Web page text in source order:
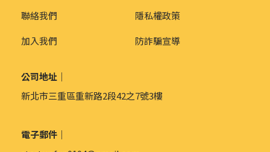
聯絡我們
加入我們
隱私權政策
防詐騙宣導
公司地址｜
新北市三重區重新路2段42之7號3樓
電子郵件｜